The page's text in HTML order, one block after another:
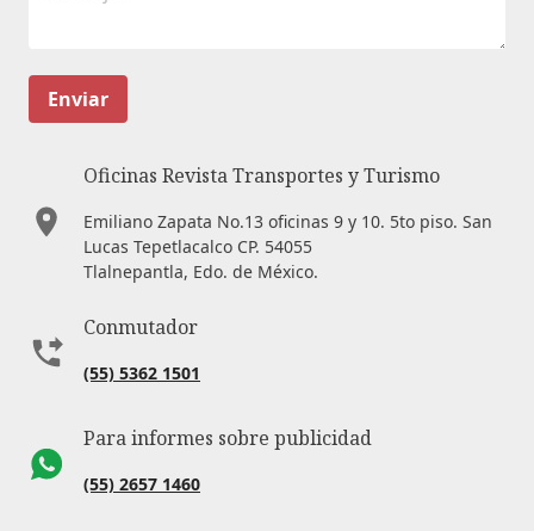
Enviar
Oficinas Revista Transportes y Turismo
Emiliano Zapata No.13 oficinas 9 y 10. 5to piso. San
Lucas Tepetlacalco CP. 54055
Tlalnepantla, Edo. de México.
Conmutador
(55) 5362 1501
Para informes sobre publicidad
(55) 2657 1460